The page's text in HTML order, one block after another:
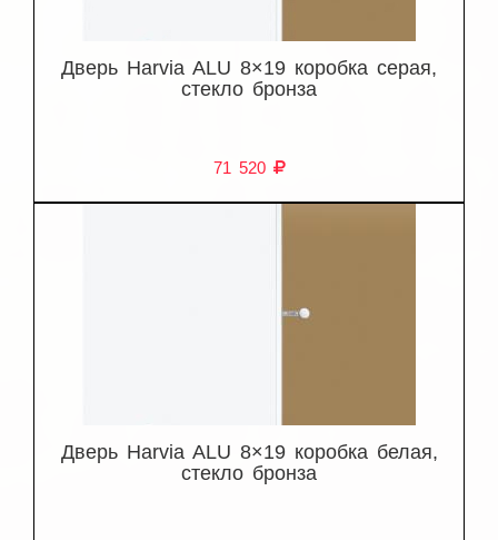
Дверь Harvia ALU 8×19 коробка серая,
стекло бронза
71 520
Дверь Harvia ALU 8×19 коробка белая,
стекло бронза